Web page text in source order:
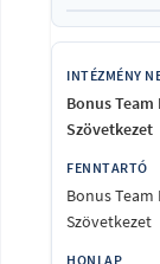
Bonus
Szövetkezet
Bonus
Szövetkezet